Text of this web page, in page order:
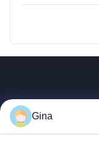
Gina